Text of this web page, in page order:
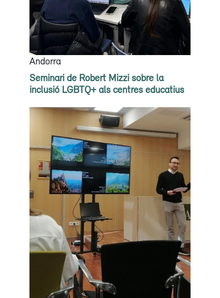
Andorra
Seminari de Robert Mizzi sobre la
inclusió LGBTQ+ als centres educatius